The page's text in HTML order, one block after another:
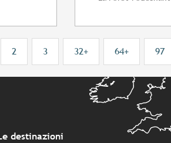
2 3 32+ 64+ 97
destinazioni